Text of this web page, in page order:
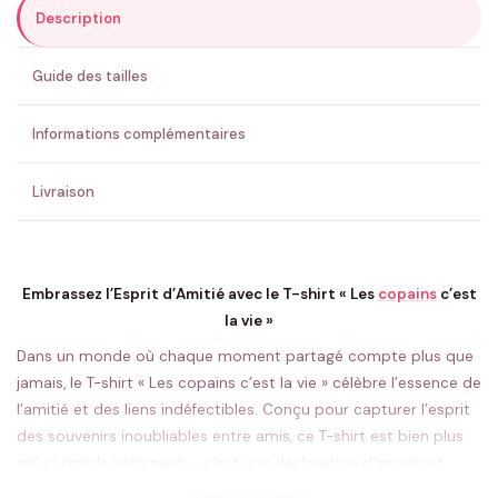
ENVOYER MA DEMANDE ✨
💚 Retour sous 24-48h🇫🇷 Flocage en France✅ Validation avant fabrication
Description
Guide des tailles
Informations complémentaires
Livraison
Embrassez l’Esprit d’Amitié avec le T-shirt « Les copainsc’est
la vie »
Dans un monde où chaque moment partagé compte plus que
jamais, le T-shirt « Les copains c’est la vie » célèbre l’essence de
l’amitié et des liens indéfectibles. Conçu pour capturer l’esprit
des souvenirs inoubliables entre amis, ce T-shirt est bien plus